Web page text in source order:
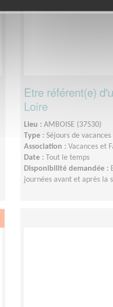
Etre référent(e)
Loire
Lieu : AMBOISE (37530)
Type : Séjours de vacances
Association : Vacances et
Date :
Tout le temps
Disponibilité demandée :
journées avant et après la